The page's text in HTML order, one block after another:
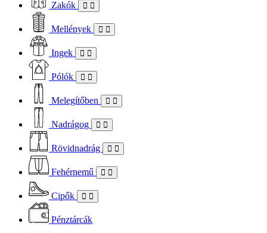
Zakók
Mellények
Ingek
Pólók
Melegítőben
Nadrágog
Rövidnadrág
Fehérnemű
Cipők
Pénztárcák